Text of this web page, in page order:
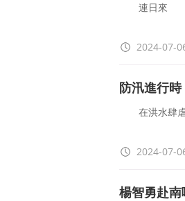
連日來
在沅江防汛
勇挑重擔，
用汗水守護
2024-07-
防汛進行
在洪水肆虐
危機四伏，
2024-07-
楊智勇赴